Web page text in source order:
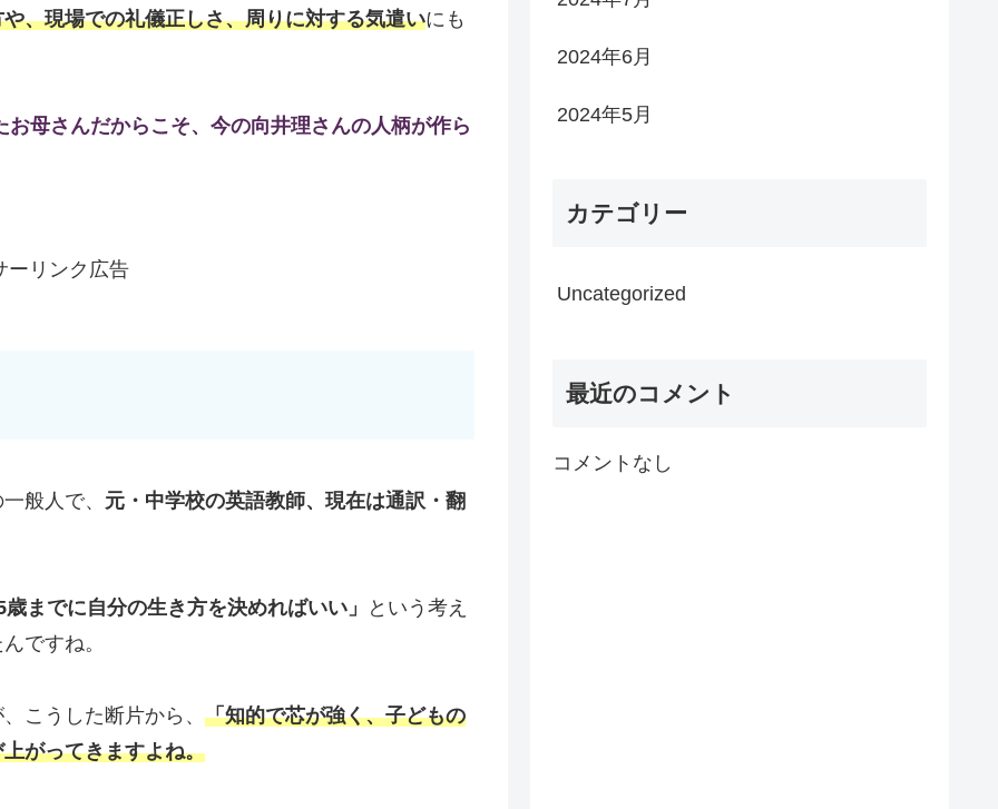
、現場での礼儀正しさ、周りに対する気遣いにも
母さんだからこそ、今の向井理さんの人柄が作ら
ーリンク広告
般人で、 元・中学校の英語教師、現在は通訳・翻
歳までに自分の生き方を決めればいい」
という考え
ですね。
こうした断片から、 「知的で芯が強く、子どもの
がってきますよね。
2024年6月
2024年5月
カテゴリー
Uncategorized
最近のコメント
コメントなし